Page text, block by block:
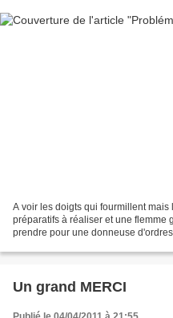
A voir les doigts qui fourmillent
préparatifs à réaliser et une flemme
prendre pour une donneuse
Un grand MERCI